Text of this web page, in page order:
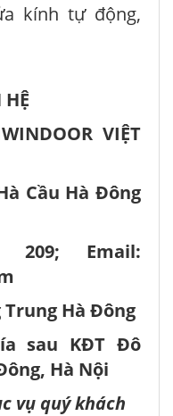
kính tự động,
VIỆT
Cầu Hà Đông
209; Email:
Trung Hà Đông
sau KĐT Đô
Hà Nội
vụ quý khách